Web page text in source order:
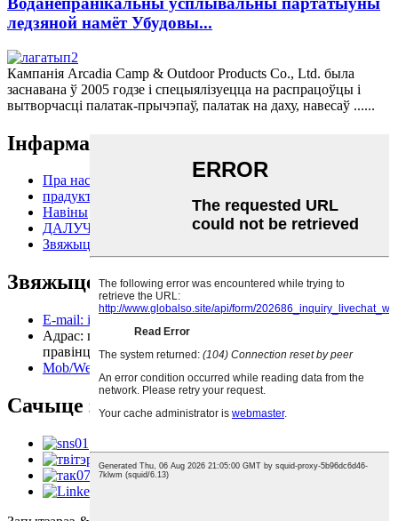
ледзяной намёт Убудовы...
Кампанія Arcadia Camp & Outdoor Products Co., Ltd. была
заснавана ў 2005 годзе і спецыялізуецца на распрацоўцы і
вытворчасці палатак-прычэпаў, палатак на даху, навесаў ......
Інфармацыя
Пра нас
прадукты
Навіны
ДАЛУЧАЙСЯ ДА НАС
Звяжыцеся з намі
Звяжыцеся з намі
E-mail: info@arcadia.net.cn
Адрас: прамысловая зона Канцзяву, акруга Гуань,
правінцыя Хэбэй, Кітай
Mob/WeChat/WhatsApp: +86 15910627794
Сачыце за намі